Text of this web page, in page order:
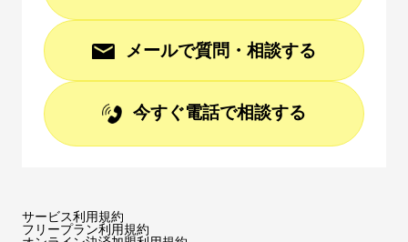
メールで質問・相談する
今すぐ電話で相談する
サービス利用規約
フリープラン利用規約